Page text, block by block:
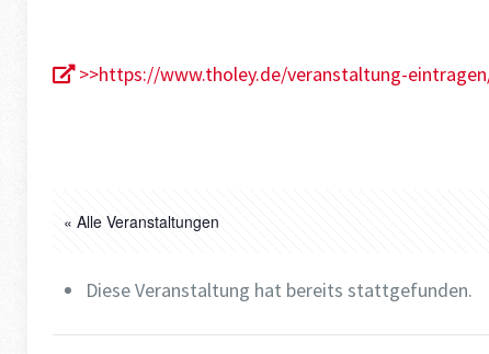
>>https://www.tholey.de/veranstaltung-
« Alle Veranstaltungen
Diese Veranstaltung hat bereits stattgefunden.